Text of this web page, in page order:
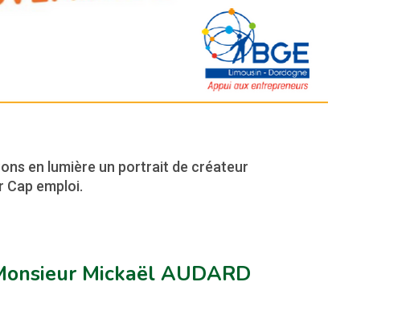
en lumière un portrait de créateur
emploi.
Mickaël AUDARD